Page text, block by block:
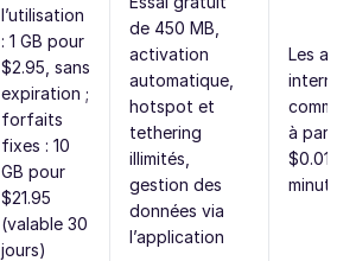
l’utilisation
: 1 GB pour
$2.95, sans
expiration ;
forfaits
fixes : 10
GB pour
$21.95
(valable 30
jours)
de 450 MB,
activation
automatique,
hotspot et
tethering
illimités,
gestion des
données via
l’application
Les
à partir
$0.01
minute